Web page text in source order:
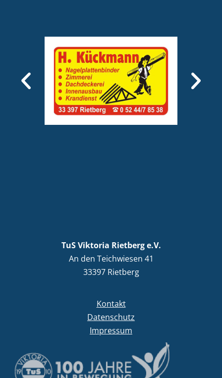
TuS Viktoria Rietberg e.V.
An den Teichwiesen 41
33397 Rietberg
Kontakt
Datenschutz
Impressum